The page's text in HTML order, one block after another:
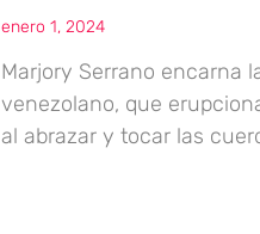
enero 1, 2024
Marjory Serrano encarna
venezolano, que
al abrazar y tocar las